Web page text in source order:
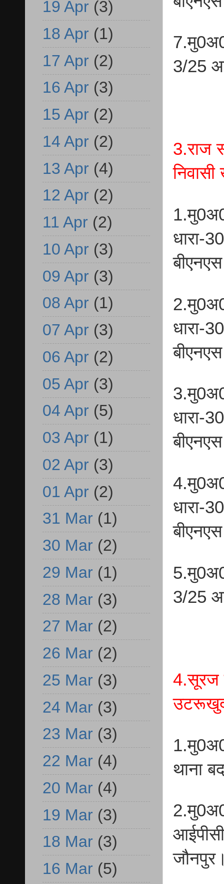
3/25
3.राज
धारा-
धारा-
धारा-
धारा-
3/25
4.सूरज
थाना
19 Apr (3)
18 Apr (1)
17 Apr (2)
16 Apr (3)
15 Apr (2)
14 Apr (2)
13 Apr (4)
12 Apr (2)
11 Apr (2)
10 Apr (3)
09 Apr (3)
08 Apr (1)
07 Apr (3)
06 Apr (2)
05 Apr (3)
04 Apr (5)
03 Apr (1)
02 Apr (3)
01 Apr (2)
31 Mar (1)
30 Mar (2)
29 Mar (1)
28 Mar (3)
27 Mar (2)
26 Mar (2)
25 Mar (3)
24 Mar (3)
23 Mar (3)
22 Mar (4)
20 Mar (4)
19 Mar (3)
18 Mar (3)
16 Mar (5)